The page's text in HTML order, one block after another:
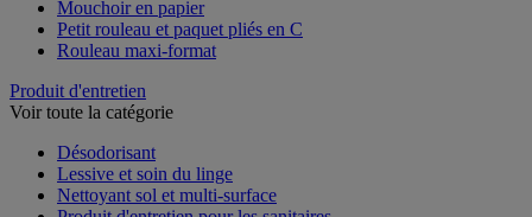
Distributeur de papier toilette
Mouchoir en papier
Petit rouleau et paquet pliés en C
Produit d'entretien
Désodorisant
Lessive et soin du linge